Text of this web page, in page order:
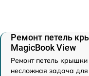
Ремонт петель
MagicBook View
Ремонт петель
несложная задача